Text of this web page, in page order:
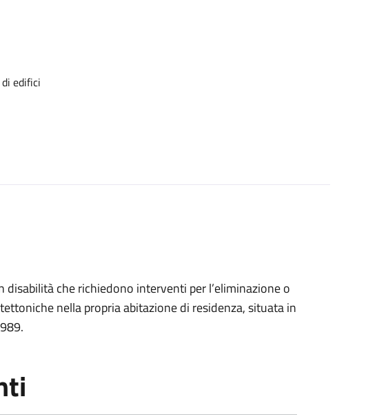
edifici
disabilità che richiedono interventi per l’eliminazione o
nella propria abitazione di residenza, situata in